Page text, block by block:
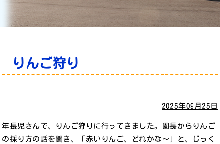
りんご狩り
2025年09月25日
年長児さんで、りんご狩りに行ってきました。園長からりんご
の採り方の話を聞き、「赤いりんご、どれかな～」と、じっく